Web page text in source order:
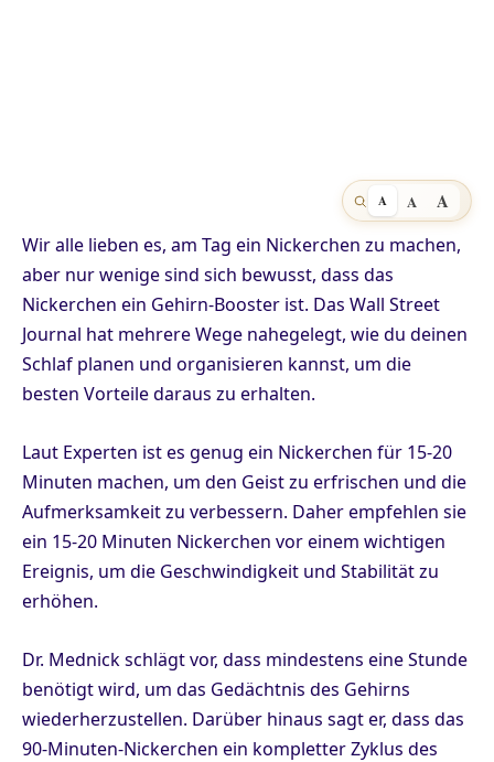
A A
A
Wir alle lieben es, am Tag ein Nickerchen zu machen,
aber nur wenige sind sich bewusst, dass das
Nickerchen ein Gehirn-Booster ist. Das Wall Street
Journal hat mehrere Wege nahegelegt, wie du deinen
Schlaf planen und organisieren kannst, um die
besten Vorteile daraus zu erhalten.
Laut Experten ist es genug ein Nickerchen für 15-20
Minuten machen, um den Geist zu erfrischen und die
Aufmerksamkeit zu verbessern. Daher empfehlen sie
ein 15-20 Minuten Nickerchen vor einem wichtigen
Ereignis, um die Geschwindigkeit und Stabilität zu
erhöhen.
Dr. Mednick schlägt vor, dass mindestens eine Stunde
benötigt wird, um das Gedächtnis des Gehirns
wiederherzustellen. Darüber hinaus sagt er, dass das
90-Minuten-Nickerchen ein kompletter Zyklus des